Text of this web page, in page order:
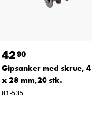
4290
Gipsanker med skrue, 4
x 28 mm,20 stk.
81-535